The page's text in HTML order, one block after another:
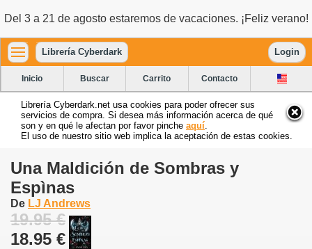
Del 3 a 21 de agosto estaremos de vacaciones. ¡Feliz verano!
Librería Cyberdark Login
Inicio Buscar Carrito Contacto
Librería Cyberdark.net usa cookies para poder ofrecer sus
servicios de compra. Si desea más información acerca de qué
son y en qué le afectan por favor pinche aquí
El uso de nuestro sitio web implica la aceptación de estas cookies.
Una Maldición de Sombras y
Espìnas
De LJ Andrews
19.95 €
18.95 €